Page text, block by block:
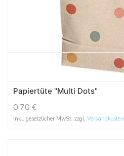
Papiertüte "Multi Dots"
0,70 €
Inkl. gesetzlicher MwSt. zzgl. Versandkosten